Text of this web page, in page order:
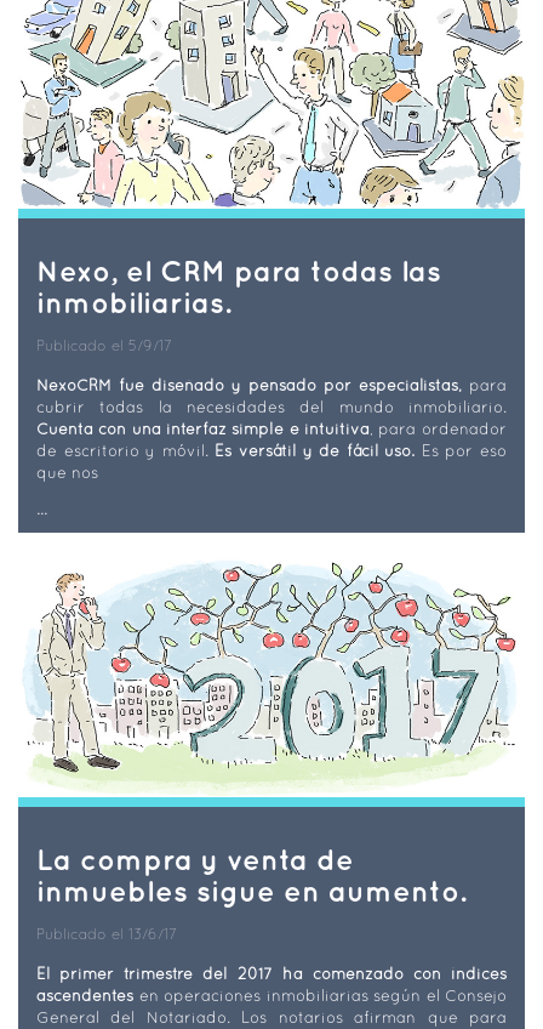
Nexo, el CRM para todas las
inmobiliarias.
Publicado el 5/9/17
NexoCRM fue diseñado y pensado por especialistas, para
cubrir todas la necesidades del mundo inmobiliario.
Cuenta con una interfaz simple e intuitiva , para ordenador
de escritorio y móvil. Es versátil y de fácil uso. Es por eso
que nos
...
La compra y venta de
inmuebles sigue en aumento.
Publicado el 13/6/17
El primer trimestre del 2017 ha comenzado con índices
ascendentes en operaciones inmobiliarias según el Consejo
General del Notariado. Los notarios afirman que para